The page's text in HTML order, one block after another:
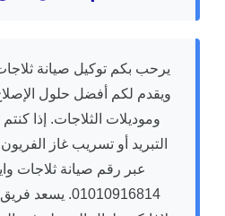
يرحب بكم توكيل صيانة
ويقدم لكم أفضل حلول
وموديلات الثلاجات. إذا
التبريد أو تسريب غاز
عبر رقم صيانة ثلاجات
01010916814.